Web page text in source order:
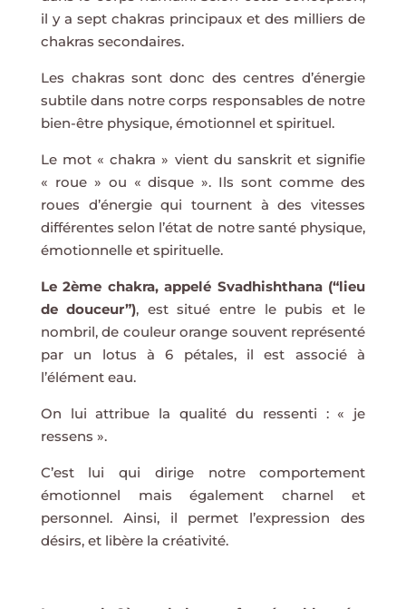
il y a sept chakras principaux et des milliers de
chakras secondaires.
Les chakras sont donc des centres d’énergie
subtile dans notre corps responsables de notre
bien-être physique, émotionnel et spirituel.
Le mot « chakra » vient du sanskrit et signifie
« roue » ou « disque ». Ils sont comme des
roues d’énergie qui tournent à des vitesses
différentes selon l’état de notre santé physique,
émotionnelle et spirituelle.
Le 2ème chakra, appelé Svadhishthana (“lieu
de douceur”), est situé entre le pubis et le
nombril, de couleur orange souvent représenté
par un lotus à 6 pétales, il est associé à
l’élément eau.
On lui attribue la qualité du ressenti : « je
ressens ».
C’est lui qui dirige notre comportement
émotionnel mais également charnel et
personnel. Ainsi, il permet l’expression des
désirs, et libère la créativité.